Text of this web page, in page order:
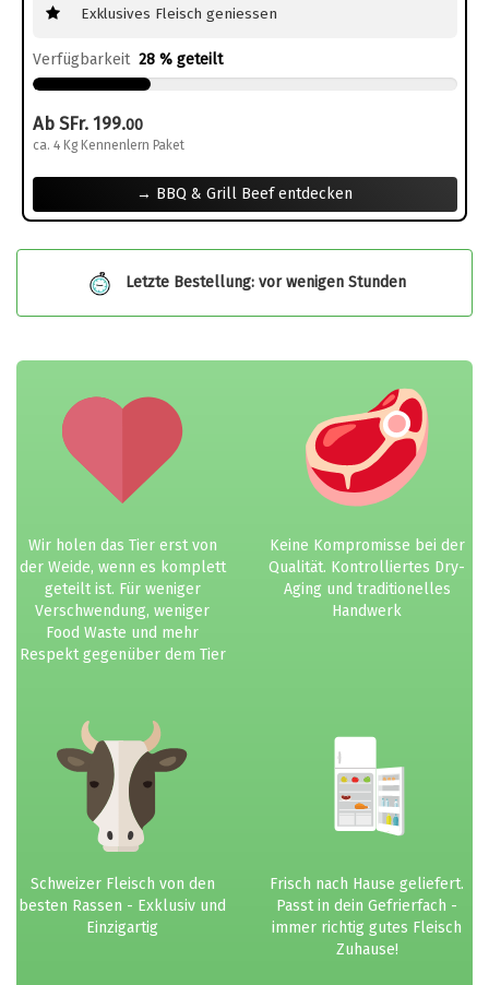
Exklusives Fleisch geniessen
Verfügbarkeit 28 % geteilt
Ab SFr. 199.00
ca. 4 Kg Kennenlern Paket
→ BBQ & Grill Beef entdecken
Letzte Bestellung: vor wenigen Stunden
Wir holen das Tier erst von
der Weide, wenn es komplett
geteilt ist. Für weniger
Verschwendung, weniger
Food Waste und mehr
Respekt gegenüber dem Tier
Keine Kompromisse bei der
Qualität. Kontrolliertes Dry-
Aging und traditionelles
Handwerk
Schweizer Fleisch von den
besten Rassen - Exklusiv und
Einzigartig
Frisch nach Hause geliefert.
Passt in dein Gefrierfach -
immer richtig gutes Fleisch
Zuhause!